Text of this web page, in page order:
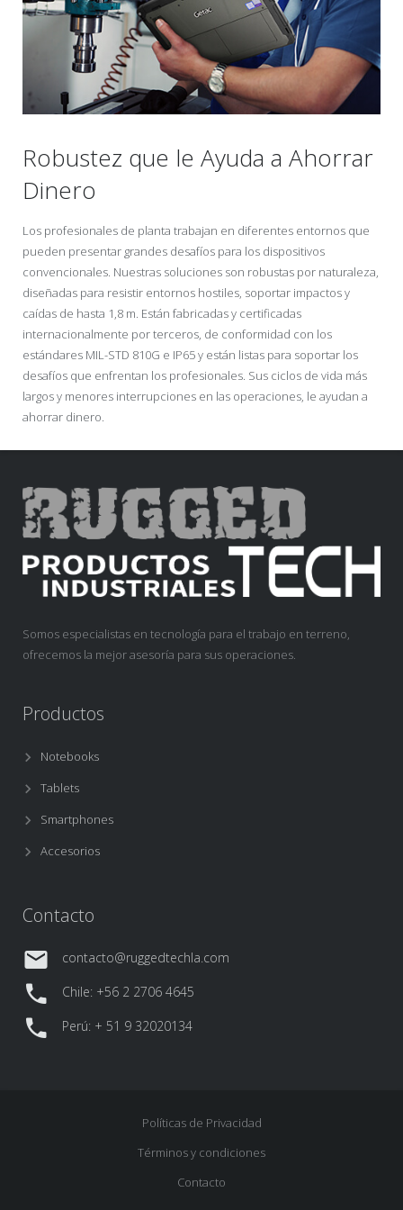
Robustez que le Ayuda a Ahorrar
Dinero
Los profesionales de planta trabajan en diferentes entornos que
pueden presentar grandes desafíos para los dispositivos
convencionales. Nuestras soluciones son robustas por naturaleza,
diseñadas para resistir entornos hostiles, soportar impactos y
caídas de hasta 1,8 m. Están fabricadas y certificadas
internacionalmente por terceros, de conformidad con los
estándares MIL-STD 810G e IP65 y están listas para soportar los
desafíos que enfrentan los profesionales. Sus ciclos de vida más
largos y menores interrupciones en las operaciones, le ayudan a
ahorrar dinero.
Somos especialistas en tecnología para el trabajo en terreno,
ofrecemos la mejor asesoría para sus operaciones.
Productos
Notebooks
Tablets
Smartphones
Accesorios
Contacto
contacto@ruggedtechla.com
Chile: +56 2 2706 4645
Perú: + 51 9 32020134
Políticas de Privacidad
Términos y condiciones
Contacto